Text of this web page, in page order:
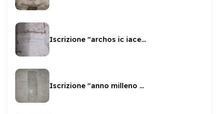
Iscrizione "archos ic iacens adam"
Iscrizione "anno milleno sexto"